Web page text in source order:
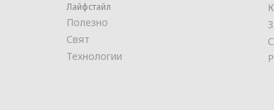
Лайфстайл
Полезно
Свят
Технологии